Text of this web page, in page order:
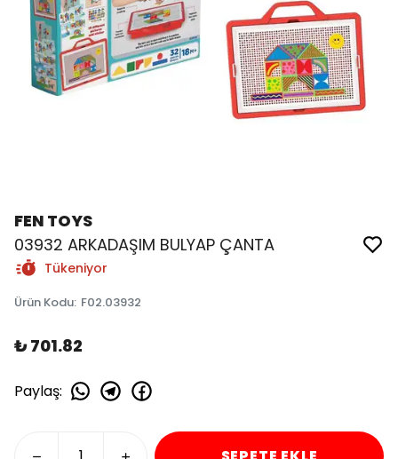
FEN TOYS
03932 ARKADAŞIM BULYAP ÇANTA
Tükeniyor
Ürün Kodu: F02.03932
₺ 701.82
Paylaş: